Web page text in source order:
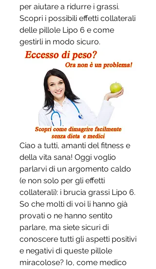
per aiutare a ridurre i grassi.
Scopri i possibili effetti collaterali
delle pillole Lipo 6 e come
gestirli in modo sicuro.
Ciao a tutti, amanti del fitness e
della vita sana! Oggi voglio
parlarvi di un argomento caldo
(e non solo per gli effetti
collaterali): i brucia grassi Lipo 6.
So che molti di voi li hanno già
provati o ne hanno sentito
parlare, ma siete sicuri di
conoscere tutti gli aspetti positivi
e negativi di queste pillole
miracolose? Io, come medico